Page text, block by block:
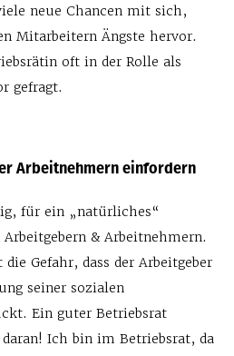
neue Chancen mit sich,
Mitarbeitern Ängste hervor.
oft in der Rolle als
gefragt.
Arbeitnehmern einfordern
für ein „natürliches“
& Arbeitnehmern.
Gefahr, dass der Arbeitgeber
seiner sozialen
Ein guter Betriebsrat
Ich bin im Betriebsrat, da